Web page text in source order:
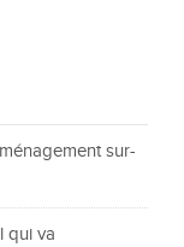
sur-
qui va